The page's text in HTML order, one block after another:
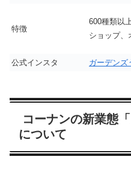
特徴
600種類以
ショップ、
公式インスタ ガーデンズ
コーナンの新業態
について